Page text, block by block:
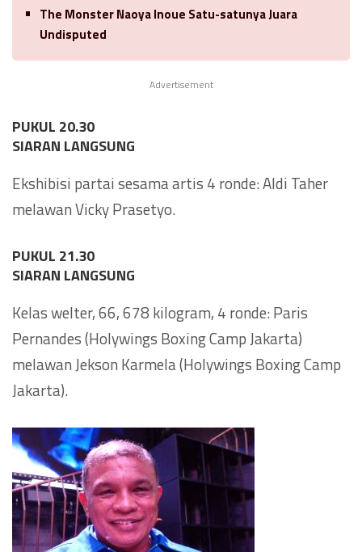
The Monster Naoya Inoue Satu-satunya Juara
Undisputed
Advertisement
PUKUL 20.30
SIARAN LANGSUNG
Ekshibisi partai sesama artis 4 ronde: Aldi Taher
melawan Vicky Prasetyo.
PUKUL 21.30
SIARAN LANGSUNG
Kelas welter, 66, 678 kilogram, 4 ronde: Paris
Pernandes (Holywings Boxing Camp Jakarta)
melawan Jekson Karmela (Holywings Boxing Camp
Jakarta).